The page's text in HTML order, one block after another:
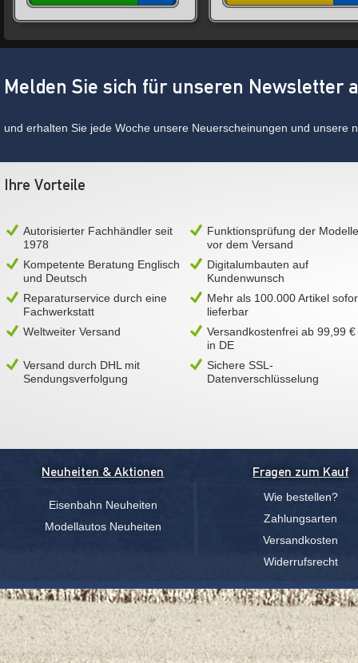
Melden Sie sich für unseren Newsletter
und erhalten Sie jede Woche unsere Neuerscheinungen und unsere
Ihre Vorteile
Autorisierter Fachhändler seit
1978
Funktionsprüfung der Modelle
vor dem Versand
Kompetente Beratung Englisch
und Deutsch
Digitalumbauten auf
Kundenwunsch
Reparaturservice durch eine
Fachwerkstatt
Mehr als 100.000 Artikel
lieferbar
Weltweiter Versand
Versandkostenfrei ab 99,99 €
in DE
Versand durch DHL mit
Sendungsverfolgung
Sichere SSL-
Datenverschlüsselung
Neuheiten & Aktionen
Eisenbahn Neuheiten
Modellautos Neuheiten
Fragen zum Kauf
Wie bestellen?
Zahlungsarten
Versandkosten
Widerrufsrecht